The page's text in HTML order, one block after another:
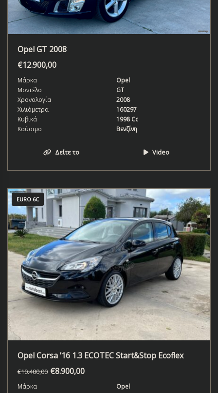
Opel GT 2008
€12.900,00
Μάρκα
Opel
Μοντέλο
GT
Χρονολογία
2008
Χιλιόμετρα
160297
Κυβικά
1998 Cc
Καύσιμο
Βενζίνη
Δείτε το Video
EURO 6C
Opel Corsa ’16 1.3 ECOTEC Start&Stop Ecoflex
€10.400,00 €8.900,00
Μάρκα
Opel